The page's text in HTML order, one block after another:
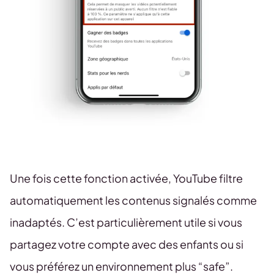
Une fois cette fonction activée, YouTube filtre
automatiquement les contenus signalés comme
inadaptés. C’est particulièrement utile si vous
partagez votre compte avec des enfants ou si
vous préférez un environnement plus “safe”.